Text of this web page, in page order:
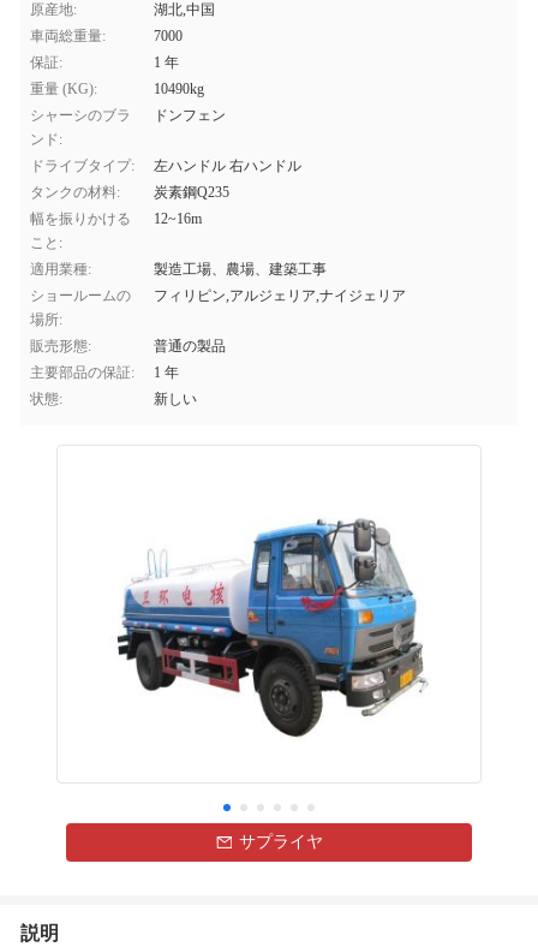
原産地:
湖北,中国
車両総重量:
7000
保証:
1 年
重量 (KG):
10490kg
シャーシのブラ
ンド:
ドンフェン
ドライブタイプ:
左ハンドル 右ハンドル
タンクの材料:
炭素鋼Q235
幅を振りかける
こと:
12~16m
適用業種:
製造工場、農場、建築工事
ショールームの
場所:
フィリピン,アルジェリア,ナイジェリア
販売形態:
普通の製品
主要部品の保証:
1 年
状態:
新しい
サプライヤ
説明